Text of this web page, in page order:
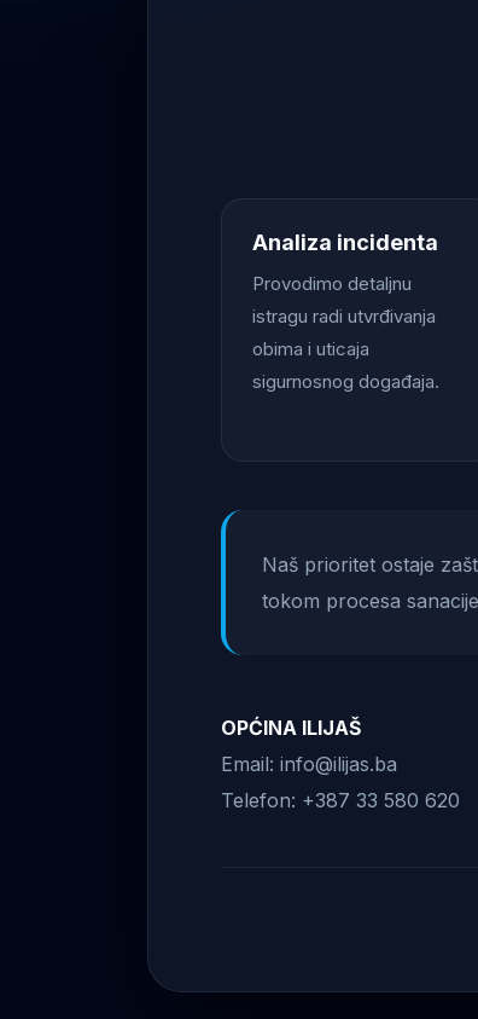
Analiza incidenta
Provodimo detaljnu
istragu radi utvrđivanja
obima i uticaja
sigurnosnog događaja.
Naš prioritet ostaje
tokom procesa
OPĆINA ILIJAŠ
Email: info@ilijas.ba
Telefon: +387 33 580 620